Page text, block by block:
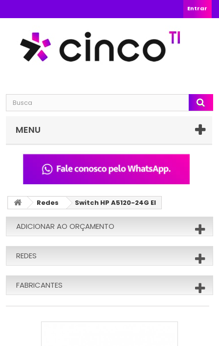
Entrar
MENU
Redes Switch HP A5120-24G EI
ADICIONAR AO ORÇAMENTO
REDES
FABRICANTES